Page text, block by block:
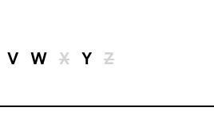
V W X Y Z